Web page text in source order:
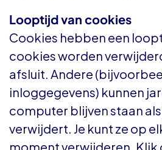
Looptijd van cookies
Cookies hebben een
cookies worden
afsluit. Andere
inloggegevens) kunnen
computer blijven staan als
verwijdert. Je kunt ze op
moment verwijderen. Klik